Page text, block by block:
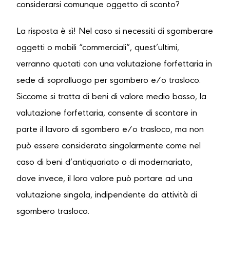
considerarsi comunque oggetto di sconto?
La risposta è sì! Nel caso si necessiti di sgomberare
oggetti o mobili “commerciali”, quest’ultimi,
verranno quotati con una valutazione forfettaria in
sede di sopralluogo per sgombero e/o trasloco.
Siccome si tratta di beni di valore medio basso, la
valutazione forfettaria, consente di scontare in
parte il lavoro di sgombero e/o trasloco, ma non
può essere considerata singolarmente come nel
caso di beni d’antiquariato o di modernariato,
dove invece, il loro valore può portare ad una
valutazione singola, indipendente da attività di
sgombero trasloco.